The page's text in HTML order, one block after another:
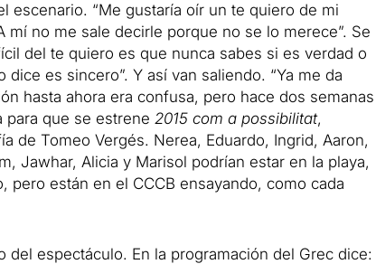
escenario. “Me gustaría oír un te quiero de mi
mí no me sale decirle porque no se lo merece”. Se
del te quiero es que nunca sabes si es verdad o
dice es sincero”. Y así van saliendo. “Ya me da
hasta ahora era confusa, pero hace dos semanas
para que se estrene 2015 com a possibilitat,
de Tomeo Vergés. Nerea, Eduardo, Ingrid, Aaron,
Jawhar, Alicia y Marisol podrían estar en la playa,
pero están en el CCCB ensayando, como cada
del espectáculo. En la programación del Grec dice: